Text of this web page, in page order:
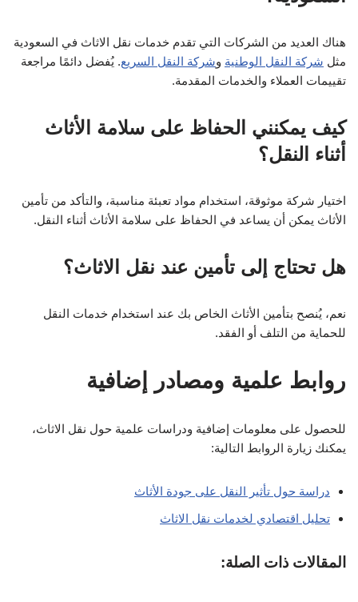
هناك العديد من الشركات التي تقدم خدمات نقل الاثاث في السعودية
مثل شركة النقل الوطنية وشركة النقل السريع. يُفضل دائمًا مراجعة
تقييمات العملاء والخدمات المقدمة.
كيف يمكنني الحفاظ على سلامة الأثاث
أثناء النقل؟
اختيار شركة موثوقة، استخدام مواد تعبئة مناسبة، والتأكد من تأمين
الأثاث يمكن أن يساعد في الحفاظ على سلامة الأثاث أثناء النقل.
هل تحتاج إلى تأمين عند نقل الاثاث؟
نعم، يُنصح بتأمين الأثاث الخاص بك عند استخدام خدمات النقل
للحماية من التلف أو الفقد.
روابط علمية ومصادر إضافية
للحصول على معلومات إضافية ودراسات علمية حول نقل الاثاث،
يمكنك زيارة الروابط التالية:
دراسة حول تأثير النقل على جودة الأثاث
تحليل اقتصادي لخدمات نقل الاثاث
المقالات ذات الصلة: